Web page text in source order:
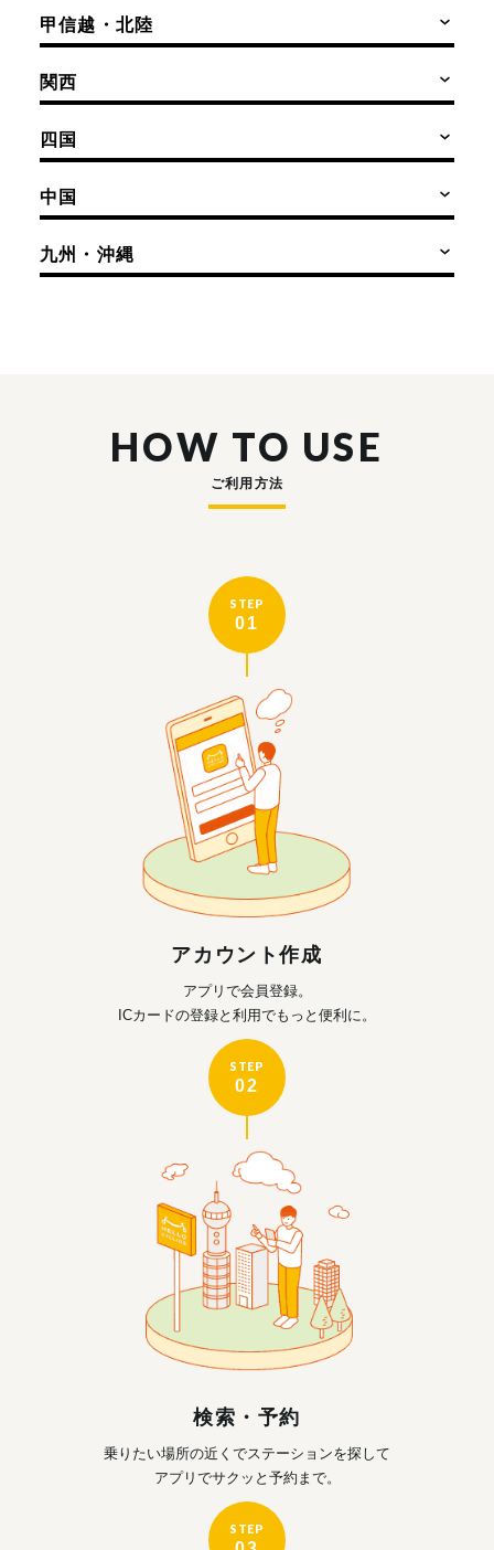
甲信越・北陸
関西
四国
中国
九州・沖縄
HOW TO USE
ご利用方法
STEP
01
アカウント作成
アプリで会員登録。
ICカードの登録と利用でもっと便利に。
STEP
02
検索・予約
乗りたい場所の近くでステーションを探して
アプリでサクッと予約まで。
STEP